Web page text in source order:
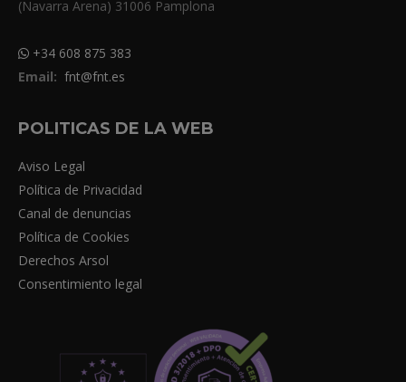
(Navarra Arena) 31006 Pamplona
+34 608 875 383
Email: fnt@fnt.es
POLITICAS DE LA WEB
Aviso Legal
Política de Privacidad
Canal de denuncias
Política de Cookies
Derechos Arsol
Consentimiento legal